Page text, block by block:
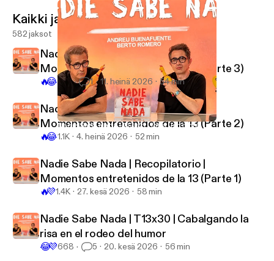
Nadie Sabe Nada | T13x21 | Para uso rectal
Nadie Sabe Nada
Kaikki jaksot
582 jaksot
Nadie Sabe Nada | Recopilatorio |
Momentos entretenidos de la 13 (Parte 3)
🔥😂 1.2K 1 11. heinä 2026 54 min
Nadie Sabe Nada | Recopilatorio |
Momentos entretenidos de la 13 (Parte 2)
🔥😂1.1K 4. heinä 2026 52 min
Nadie Sabe Nada | Recopilatorio |
Momentos entretenidos de la 13 (Parte 1)
🔥💜1.4K 27. kesä 2026 58 min
Nadie Sabe Nada | T13x30 | Cabalgando la
risa en el rodeo del humor
😂💜668 5 20. kesä 2026 56 min